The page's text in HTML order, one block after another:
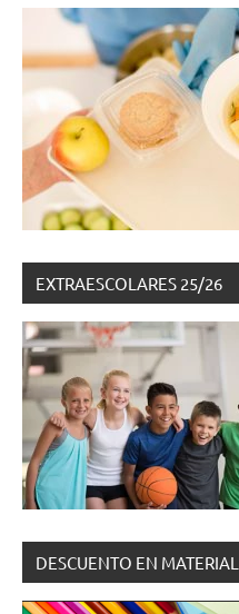
EXTRAESCOLARES 25/26
DESCUENTO EN